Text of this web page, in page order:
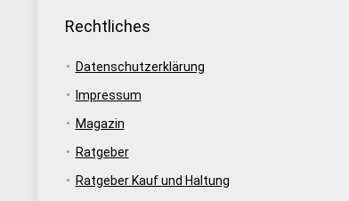
Rechtliches
Datenschutzerklärung
Impressum
Magazin
Ratgeber
Ratgeber Kauf und Haltung